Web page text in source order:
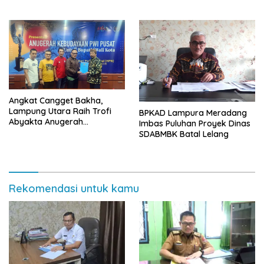
Angkat Cangget Bakha,
Lampung Utara Raih Trofi
Abyakta Anugerah
BPKAD Lampura Meradang
Imbas Puluhan Proyek Dinas
SDABMBK Batal Lelang
Rekomendasi untuk kamu